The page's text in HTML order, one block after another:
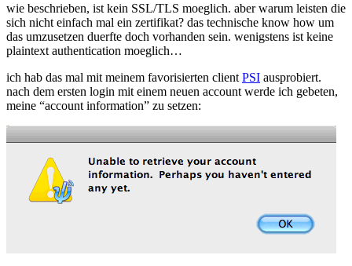
wie beschrieben, ist kein SSL/TLS moeglich. aber warum leisten die
sich nicht einfach mal ein zertifikat? das technische know how um
das umzusetzen duerfte doch vorhanden sein. wenigstens ist keine
plaintext authentication moeglich…
ich hab das mal mit meinem favorisierten client PSI ausprobiert.
nach dem ersten login mit einem neuen account werde ich gebeten,
meine “account information” zu setzen: